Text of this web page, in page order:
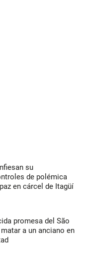
su
de polémica
en cárcel de Itagüí
promesa del São
a un anciano en